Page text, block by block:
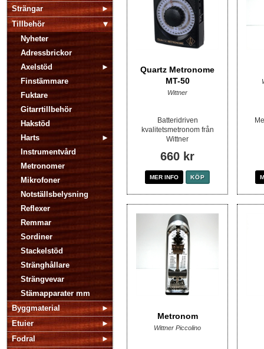
Strängar
Tillbehör
Nyheter
Adressbrickor
Axelstöd
Finstämmare
Fuktare
Gitarrtillbehör
Hakstöd
Harts
Instrumentvård
Metronomer
Mikrofoner
Notställsbelysning
Reflexer
Remmar
Sordiner
Stackelstöd
Stränghållare
Strängvevar
Stämapparater mm
Byggmaterial
Etuier
Fodral
Quartz Metronome
MT-50
Wittner
Batteridriven
kvalitetsmetronom från
Wittner
660 kr
MER INFO KÖP
Metronom
Wittner Piccolino